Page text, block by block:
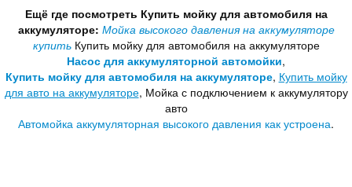
Ещё где посмотреть Купить мойку для автомобиля на
аккумуляторе: Мойка высокого давления на аккумуляторе
купитьКупить мойку для автомобиля на аккумуляторе
Насос для аккумуляторной автомойки,
Купить мойку для автомобиля на аккумуляторе, Купить мойку
для авто на аккумуляторе, Мойка с подключением к аккумулятору
авто
Автомойка аккумуляторная высокого давления как устроена.